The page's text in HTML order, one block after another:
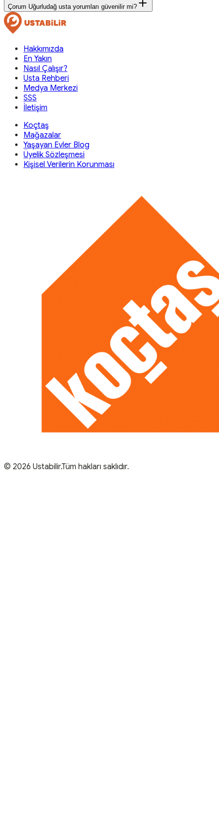
Çorum Uğurludağ usta yorumları güvenilir mi?
Hakkımızda
En Yakın
Nasıl Çalışır?
Usta Rehberi
Medya Merkezi
SSS
İletişim
Koçtaş
Mağazalar
Yaşayan Evler Blog
Üyelik Sözleşmesi
Kişisel Verilerin Korunması
© 2026 Ustabilir.Tüm hakları saklıdır.